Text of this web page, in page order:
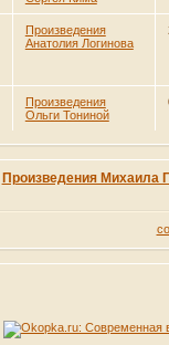
Произведения
Анатолия Логинова
Произведения
Ольги Тониной
Произведения Михаила